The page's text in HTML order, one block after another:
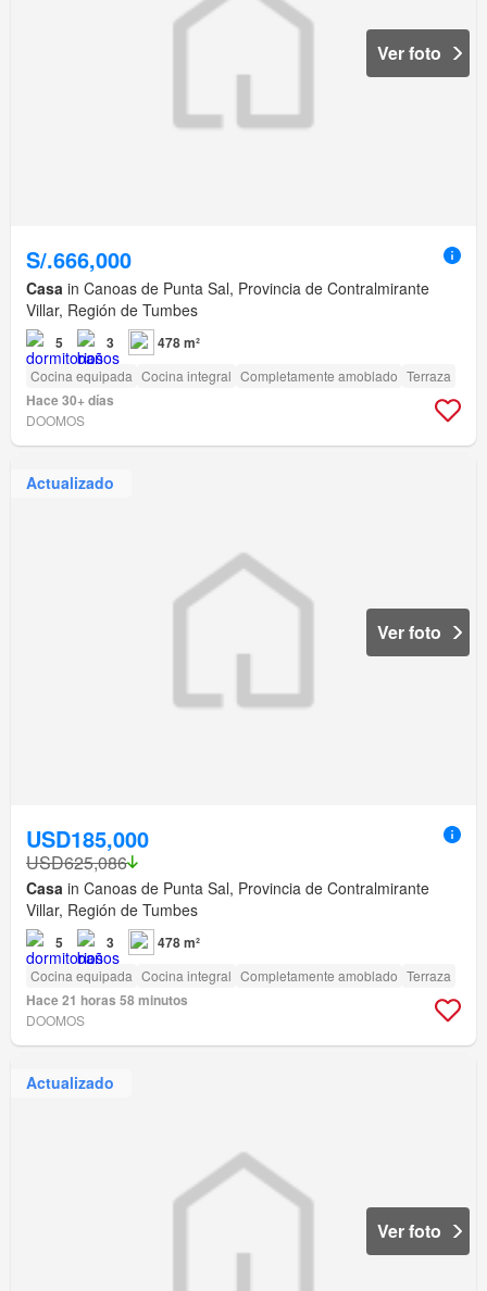
Ver foto
S/.666,000
Casa in Canoas de Punta Sal, Provincia de Contralmirante
Villar, Región de Tumbes
5 3 478 m²
Cocina equipada Cocina integral Completamente amoblado Terraza
Hace 30+ días
DOOMOS
Actualizado
Ver foto
USD185,000
USD625,086
Casa in Canoas de Punta Sal, Provincia de Contralmirante
Villar, Región de Tumbes
5 3 478 m²
Cocina equipada Cocina integral Completamente amoblado Terraza
Hace 21 horas 58 minutos
DOOMOS
Actualizado
Ver foto